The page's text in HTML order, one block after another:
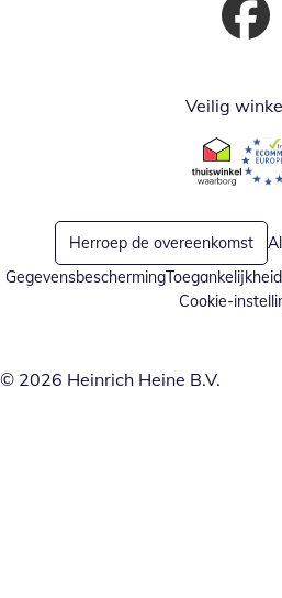
Opent
Veilig
Opent in
Herroep de overeenkomst
GegevensbeschermingToegankelijkheid
Cookie-
© 2026 Heinrich Heine B.V.